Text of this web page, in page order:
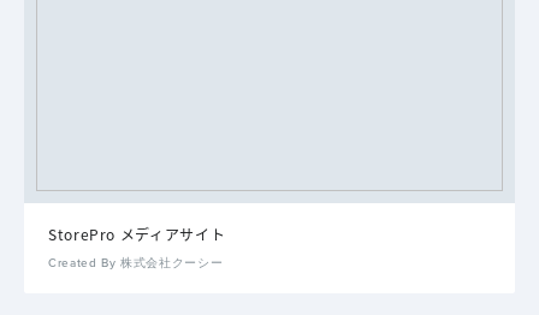
StorePro メディアサイト
Created By 株式会社クーシー